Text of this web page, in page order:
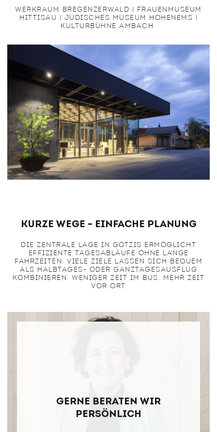
WERKRAUM BREGENZERWALD | FRAUENMUSEUM
HITTISAU | JÜDISCHES MUSEUM HOHENEMS |
KULTURBÜHNE AMBACH
Kurze Wege – einfache Planung
DIE ZENTRALE LAGE IN GÖTZIS ERMÖGLICHT
EFFIZIENTE TAGESABLÄUFE OHNE LANGE
FAHRZEITEN. VIELE ZIELE LASSEN SICH BEQUEM
ALS HALBTAGES- ODER GANZTAGESAUSFLUG
KOMBINIEREN. WENIGER ZEIT IM BUS. MEHR ZEIT
VOR ORT
Gerne beraten wir
persönlich